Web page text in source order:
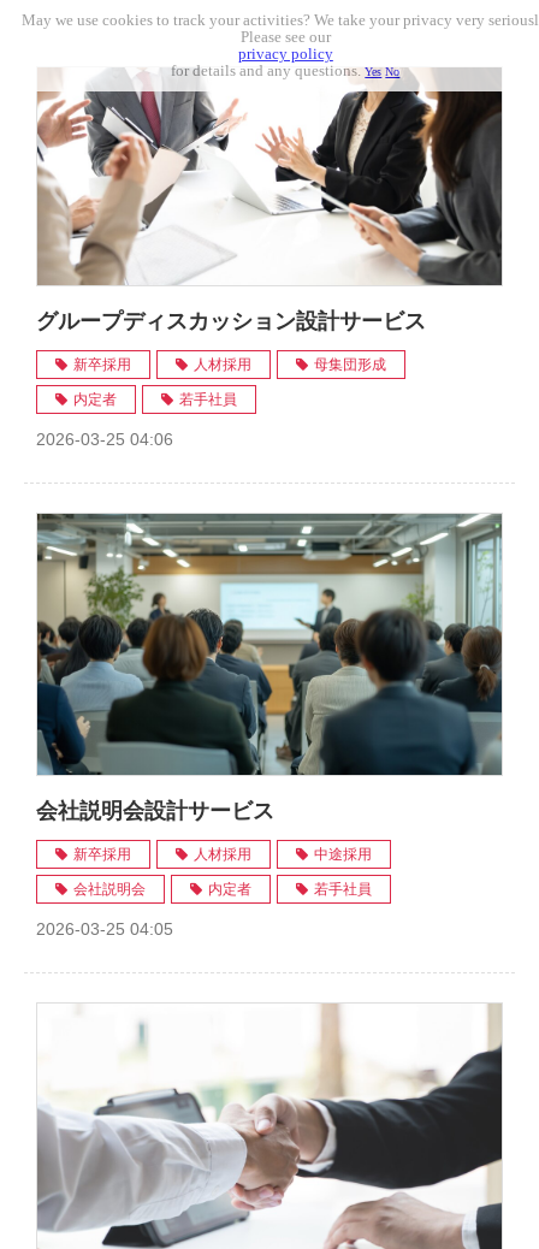
グループディスカッション設計サービス
新卒採用 人材採用 母集団形成
内定者 若手社員
2026-03-25 04:06
会社説明会設計サービス
新卒採用 人材採用 中途採用
会社説明会 内定者 若手社員
2026-03-25 04:05
May we use cookies to track your activities? We take your privacy very
Please see our
privacy policy
for details and any questions.Yes No